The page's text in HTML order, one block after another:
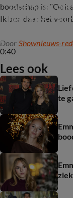
boodschap is: "Ook
Ik ben daar het
0:40
Jade Kops
het boek van
Door Shownieuws-
Lees ook
te